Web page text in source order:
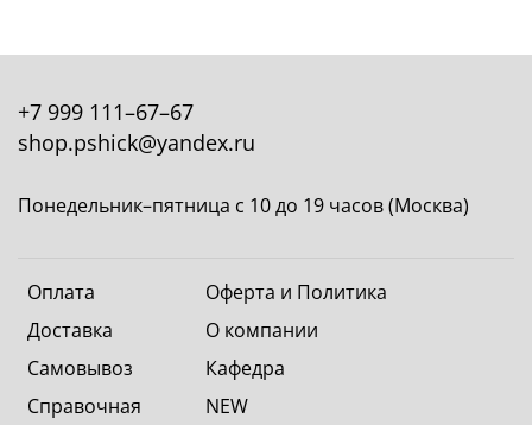
Оплата
Доставка
Самовывоз
Справочная
Оферта и Политика
О компании
Кафедра
NEW
+7 999 111–67–67
shop.pshick@yandex.ru
Понедельник–пятница с 10 до 19 часов (Москва)